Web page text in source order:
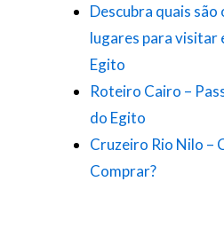
Descubra quais são
lugares para visitar
Egito
Roteiro Cairo –
do Egito
Cruzeiro Rio Nilo –
Comprar?